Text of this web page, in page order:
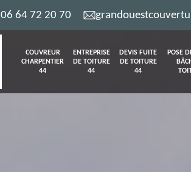
06 64 72 20 70
COUVREUR
CHARPENTIER
44
ENTREPRISE
DE TOITURE
44
DEVIS FUITE
DE TOITURE
44
POSE